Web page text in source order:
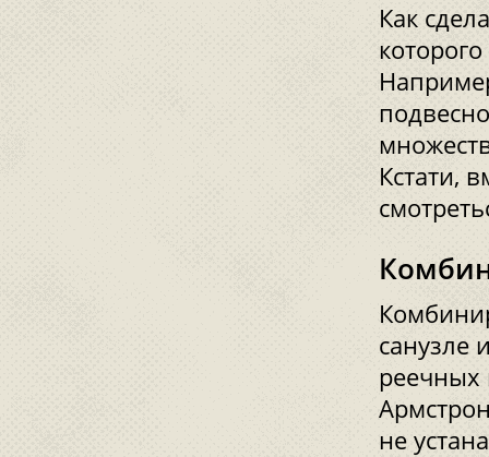
Как
Кстати,
санузле
реечных
не